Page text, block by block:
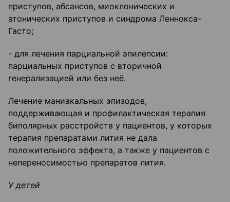
приступов, абсансов, миоклонических и
атонических приступов и синдрома Леннокса-
Гасто;
- для лечения парциальной эпилепсии:
парциальных приступов с вторичной
генерализацией или без неё.
Лечение маниакальных эпизодов,
поддерживающая и профилактическая терапия
биполярных расстройств у пациентов, у которых
терапия препаратами лития не дала
положительного эффекта, а также у пациентов с
непереносимостью препаратов лития.
У детей